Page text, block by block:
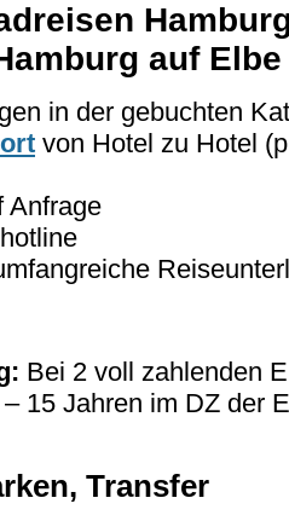
auf
in der gebuchten
von Hotel zu Hotel
Anfrage
Bei 2 voll zahlenden
15 Jahren im DZ der
Transfer